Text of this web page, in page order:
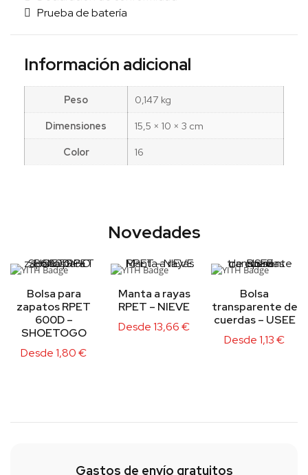
Prueba de batería
Información adicional
Peso
0,147 kg
Dimensiones
15,5 × 10 × 3 cm
Color
16
Novedades
Bolsa para
zapatos RPET
600D –
SHOETOGO
Desde1,80€
Manta a rayas
RPET – NIEVE
Desde13,66€
Bolsa
transparente de
cuerdas – USEE
Desde1,13€
Gastos de envío gratuitos